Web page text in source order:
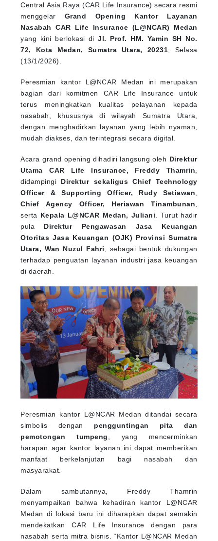
Central Asia Raya (CAR Life Insurance) secara resmi
menggelar Grand Opening Kantor Layanan
Nasabah CAR Life Insurance (L@NCAR) Medan
yang kini berlokasi di
Jl. Prof. HM. Yamin SH No.
72, Kota Medan, Sumatra Utara, 20231
, Selasa
(13/1/2026).
Peresmian kantor L@NCAR Medan ini merupakan
bagian dari komitmen CAR Life Insurance untuk
terus meningkatkan kualitas pelayanan kepada
nasabah, khususnya di wilayah Sumatra Utara,
dengan menghadirkan layanan yang lebih nyaman,
mudah diakses, dan terintegrasi secara digital.
Acara grand opening dihadiri langsung oleh Direktur
Utama CAR Life Insurance, Freddy Thamrin
didampingi Direktur sekaligus Chief Technology
Officer & Supporting Officer, Rudy Setiawan
Chief Agency Officer, Heriawan Tinambunan
serta Kepala L@NCAR Medan, Juliani . Turut hadir
pula Direktur Pengawasan Jasa Keuangan
Otoritas Jasa Keuangan (OJK) Provinsi Sumatra
Utara, Wan Nuzul Fahri
, sebagai bentuk dukungan
terhadap penguatan layanan industri jasa keuangan
di daerah.
Peresmian kantor L@NCAR Medan ditandai secara
simbolis dengan pengguntingan pita dan
pemotongan tumpeng
, yang mencerminkan
harapan agar kantor layanan ini dapat memberikan
manfaat berkelanjutan bagi nasabah dan
masyarakat.
Dalam sambutannya, Freddy Thamrin
menyampaikan bahwa kehadiran kantor L@NCAR
Medan di lokasi baru ini diharapkan dapat semakin
mendekatkan CAR Life Insurance dengan para
nasabah serta mitra bisnis. “Kantor L@NCAR Medan